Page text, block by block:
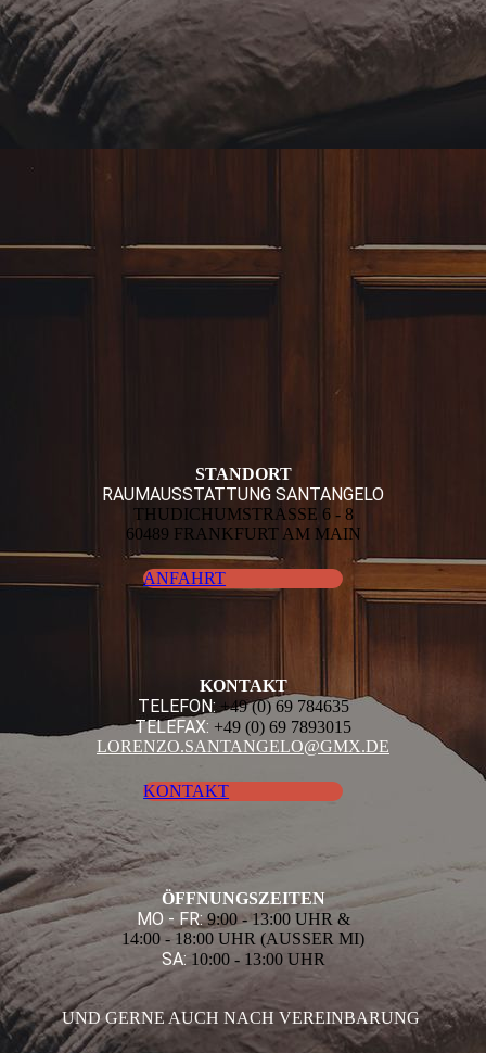
STANDORT
RAUMAUSSTATTUNG SANTANGELO
THUDICHUMSTRASSE 6 - 8
60489 FRANKFURT AM MAIN
ANFAHRT
KONTAKT
TELEFON: +49 (0) 69 784635
TELEFAX: +49 (0) 69 7893015
LORENZO.SANTANGELO@GMX.DE
KONTAKT
ÖFFNUNGS­ZEITEN
MO - FR:9:00 - 13:00 UHR &
14:00 - 18:00 UHR (AUSSER MI)
SA:10:00 - 13:00 UHR
UND GERNE AUCH NACH VEREINBARUNG